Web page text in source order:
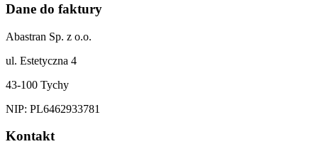
Dane do faktury
Abastran Sp. z o.o.
ul. Estetyczna 4
43-100 Tychy
NIP: PL6462933781
Kontakt